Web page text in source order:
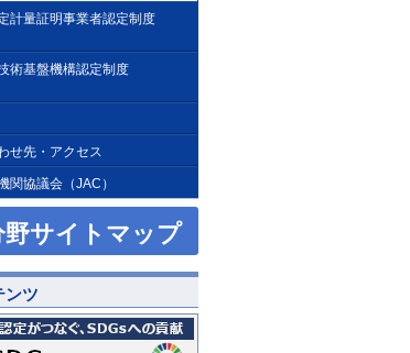
計量証明事業者認定制度
術基盤機構認定制度
せ先・アクセス
関協議会（JAC）
野サイトマップ
ンツ